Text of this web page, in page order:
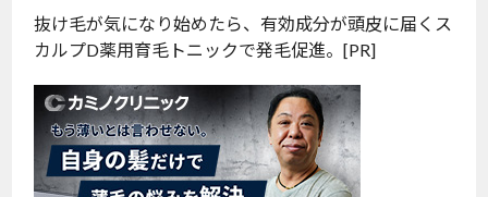
抜け毛が気になり始めたら、有効成分が頭皮に届くス
カルプD薬用育毛トニックで発毛促進。[PR]